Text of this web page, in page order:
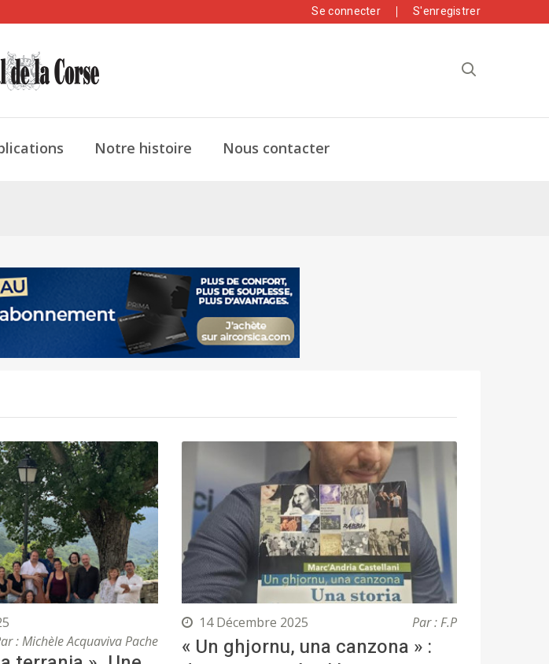
Se connecter S'enregistrer
Notre histoire Nous contacter
: Michèle Acquaviva Pache
14 Décembre 2025 Par : F.P
« Un ghjornu, una canzona » :